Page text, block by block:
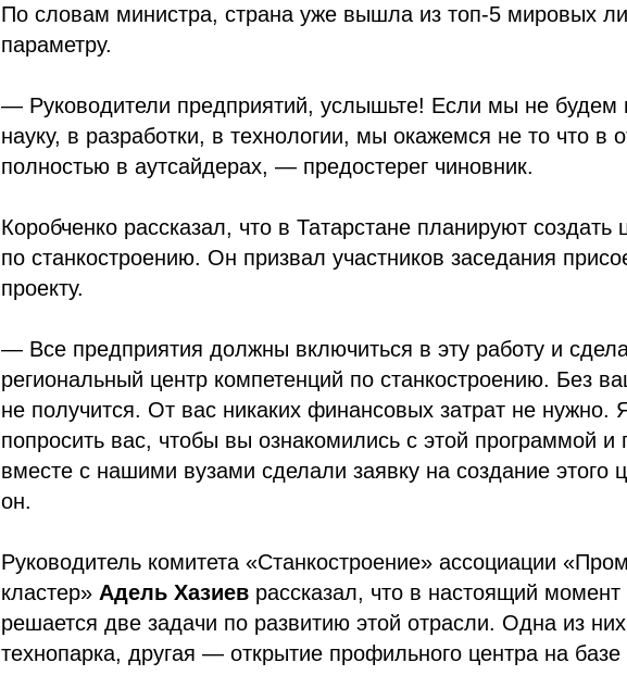
По словам министра, страна уже вышла из топ-5 мировых
параметру.
— Руководители предприятий, услышьте! Если мы не будем
науку, в разработки, в технологии, мы окажемся не то что в
полностью в аутсайдерах, — предостерег чиновник.
Коробченко рассказал, что в Татарстане планируют создать
по станкостроению. Он призвал участников заседания
проекту.
— Все предприятия должны включиться в эту работу и
региональный центр компетенций по станкостроению. Без
не получится. От вас никаких финансовых затрат не нужно.
попросить вас, чтобы вы ознакомились с этой программой
вместе с нашими вузами сделали заявку на создание этого
он.
Руководитель комитета «Станкостроение» ассоциации
кластер» Адель Хазиев рассказал, что в настоящий момент
решается две задачи по развитию этой отрасли. Одна из
технопарка, другая — открытие профильного центра на базе